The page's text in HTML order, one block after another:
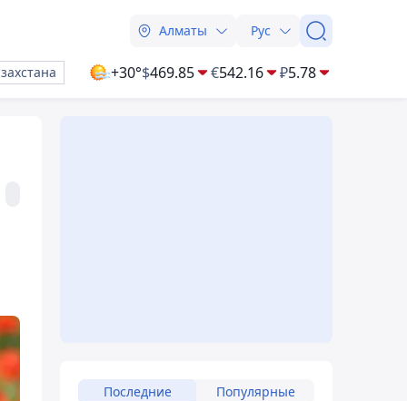
Алматы Рус
+30°$469.85 €542.16 ₽5.78
Последние Популярные